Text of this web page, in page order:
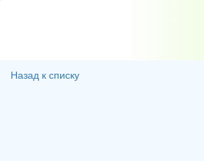
Назад к списку